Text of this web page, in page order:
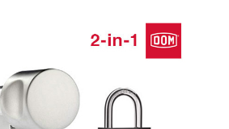
ix TwinStar 2-in-1 #89302
vč. 19% DPH beznákladů na dopravu